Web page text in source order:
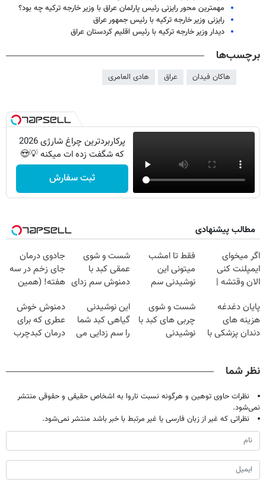
مهمترین محور رایزنی رئیس پارلمان عراق با وزیر خارجه ترکیه چه بود؟
رایزنی وزیر خارجه ترکیه با رئیس جمهور عراق
دیدار وزیر خارجه ترکیه با رئیس اقلیم کردستان عراق
برچسب‌ها
هاکان فیدان عراق هادی العامری
پرکاربردترین چراغ شارژی 2026
که شگفت زده ات میکنه 💡😍
ثبت سفارش
مطالب پیشنهادی
اگر میخوای
ایمپلنت کنی
الان وقتشه |
میلیون تومان!!!
فقط تا امشب
میتونی این
نوشیدنی سم
55% تخفیف
بخری
شست و شوی
عمقی کبد با
دمنوش سم زدای
جادوی درمان
جای زخم در سه
هفته! (همین
صحبت کنید)
پایان دغدغه
هزینه های
دندان پزشکی با
شست و شوی
چربی های کبد با
نوشیدنی
این نوشیدنی
گیاهی کبد شما
را سم زدایی می
دمنوش خوش
عطری که برای
درمان کبدچرب
نظر شما
نظرات حاوی توهین و هرگونه نسبت ناروا به اشخاص حقیقی و حقوقی منتشر
نمی‌شود.
نظراتی که غیر از زبان فارسی یا غیر مرتبط با خبر باشد منتشر نمی‌شود.